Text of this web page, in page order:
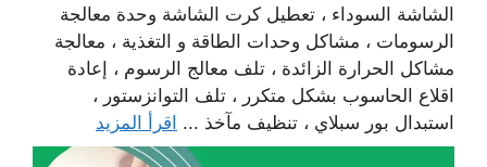
الشاشة السوداء ، تعطيل كرت الشاشة وحدة معالجة
الرسومات ، مشاكل وحدات الطاقة و التغذية ، معالجة
مشاكل الحرارة الزائدة ، تلف معالج الرسوم ، إعادة
اقلاع الحاسوب بشكل متكرر ، تلف التوانزستور ،
استبدال بور سبلاي ، تنظيف مآخذ ... اقرأ المزيد